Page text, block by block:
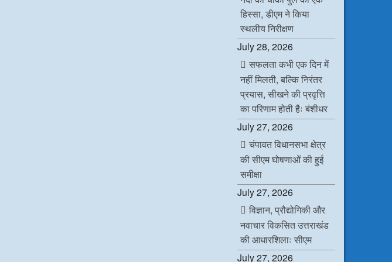
हिस्सा, डीएम ने किया
स्थलीय निरीक्षण
July 28, 2026
सफलता कभी एक दिन में
नहीं मिलती, बल्कि निरंतर
प्रयास, सीखने की प्रवृत्ति
का परिणाम होती हैः बंशीधर
July 27, 2026
चंपावत विधानसभा क्षेत्र
की सीएम घोषणाओं की हुई
समीक्षा
July 27, 2026
विज्ञान, प्रौद्योगिकी और
नवाचार विकसित उत्तराखंड
की आधारशिलाः सीएम
July 27, 2026